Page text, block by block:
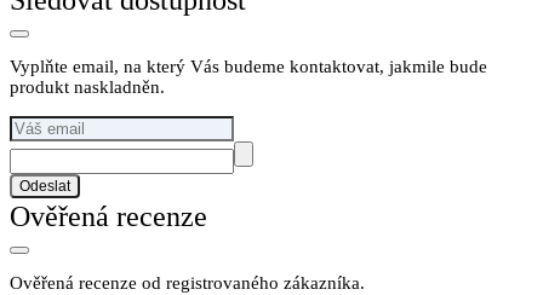
Vyplňte email, na který Vás budeme kontaktovat, jakmile bude
produkt naskladněn.
Odeslat
Ověřená recenze
Ověřená recenze od registrovaného zákazníka.